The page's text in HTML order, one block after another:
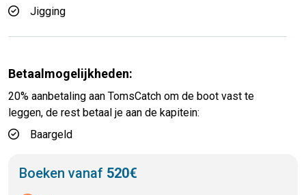
Jigging
Betaalmogelijkheden:
20% aanbetaling aan TomsCatch om de boot vast te
leggen, de rest betaal je aan de kapitein:
Baargeld
Boeken vanaf 520€